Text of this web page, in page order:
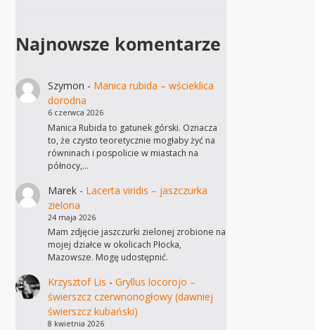
Najnowsze komentarze
Szymon - Manica rubida – wścieklica
dorodna
6 czerwca 2026
Manica Rubida to gatunek górski. Oznacza
to, że czysto teoretycznie mogłaby żyć na
równinach i pospolicie w miastach na
północy,…
Marek- Lacerta viridis – jaszczurka
zielona
24 maja 2026
Mam zdjęcie jaszczurki zielonej zrobione na
mojej działce w okolicach Płocka,
Mazowsze. Mogę udostępnić.
Krzysztof Lis - Gryllus locorojo –
świerszcz czerwnonogłowy (dawniej
świerszcz kubański)
8 kwietnia 2026